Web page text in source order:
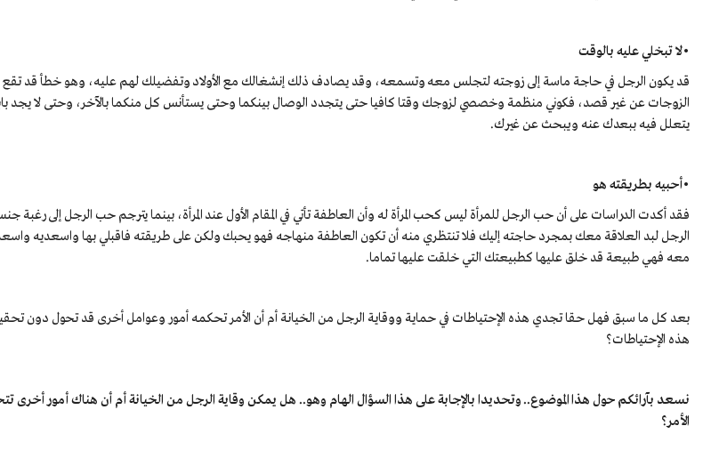
•لا تبخلي عليه بالوقت
قد يكون الرجل في حاجة ماسة إلى زوجته لتجلس معه وتسمعه، وقد يصادف ذلك إنشغالك مع الأولاد وتفضيلك لهم عليه، وهو خطأ قد
الزوجات عن غير قصد، فكوني منظمة وخصصي لزوجك وقتا كافيا حتى يتجدد الوصال بينكما وحتى يستأنس كل منكما بالآخر، وحتى لا يجد
يتعلل فيه ببعدك عنه ويبحث عن غيرك.
•أحبيه بطريقته هو
فقد أكدت الدراسات على أن حب الرجل للمرأة ليس كحب المرأة له وأن العاطفة تأتي في المقام الأول عند المرأة، بينما يترجم حب الرجل إلى رغبة
الرجل لبد العلاقة معك بمجرد حاجته إليك فلا تنتظري منه أن تكون العاطفة منهاجه فهو يحبك ولكن على طريقته فاقبلي بها واسعديه
معه فهي طبيعة قد خلق عليها كطبيعتك التي خلقت عليها تماما.
بعد كل ما سبق فهل حقا تجدي هذه الإحتياطات في حماية ووقاية الرجل من الخيانة أم أن الأمر تحكمه أمور وعوامل أخرى قد تحول دون
هذه الإحتياطات؟
نسعد بآرائكم حول هذا الموضوع.. وتحديدا بالإجابة على هذا السؤال الهام وهو.. هل يمكن وقاية الرجل من الخيانة أم أن هناك أمور أخرى
الأمر؟